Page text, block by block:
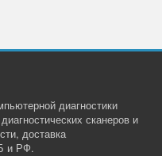
диагностики
сканеров и
доставка
и РФ.